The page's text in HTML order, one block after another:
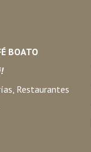
BOATO
Restaurantes